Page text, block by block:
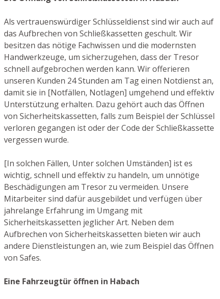
Als vertrauenswürdiger Schlüsseldienst sind wir auch auf
das Aufbrechen von Schließkassetten geschult. Wir
besitzen das nötige Fachwissen und die modernsten
Handwerkzeuge, um sicherzugehen, dass der Tresor
schnell aufgebrochen werden kann. Wir offerieren
unseren Kunden 24 Stunden am Tag einen Notdienst an,
damit sie in [Notfällen, Notlagen] umgehend und effektiv
Unterstützung erhalten. Dazu gehört auch das Öffnen
von Sicherheitskassetten, falls zum Beispiel der Schlüssel
verloren gegangen ist oder der Code der Schließkassette
vergessen wurde.
[In solchen Fällen, Unter solchen Umständen] ist es
wichtig, schnell und effektiv zu handeln, um unnötige
Beschädigungen am Tresor zu vermeiden. Unsere
Mitarbeiter sind dafür ausgebildet und verfügen über
jahrelange Erfahrung im Umgang mit
Sicherheitskassetten jeglicher Art. Neben dem
Aufbrechen von Sicherheitskassetten bieten wir auch
andere Dienstleistungen an, wie zum Beispiel das Öffnen
von Safes.
Eine Fahrzeugtür öffnen in Habach